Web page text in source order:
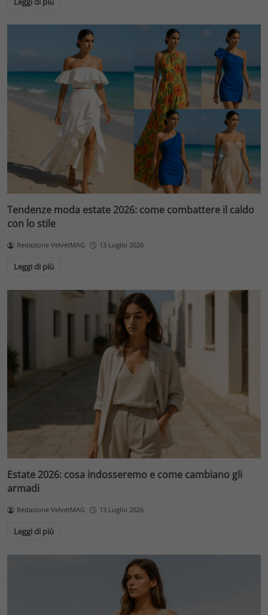
Tendenze moda estate 2026: come combattere il caldo
con lo stile
Redazione VelvetMAG 13 Luglio 2026
Leggi di più
Estate 2026: cosa indosseremo e come cambiano gli
armadi
Redazione VelvetMAG 13 Luglio 2026
Leggi di più